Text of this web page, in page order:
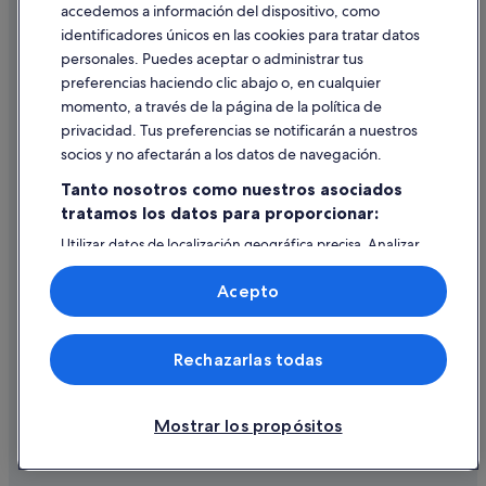
Hoteles de 3 estrellas en Rojales
Casas rurales en Quesada
Hoteles con restaurante en Rojales
Complejos turísticos en Quesada
Hoteles con casino en Rojales
Hoteles con spa en Rojales
Residences en Formentera del Segura
Ayuda
Cancelar un vuelo
Cancelar una reserva de hotel o de un alquiler vacacional
Utilizar un cupón de Expedia
Documentos para viajes internacionales
© 2026 Expedia, Inc., una empresa de Expedia Group. Todos los
derechos reservados. Expedia y el logotipo de Expedia son marcas
comerciales o marcas comerciales registradas de Expedia, Inc.
accedemos a información del dispositivo, como
identificadores únicos en las cookies para tratar datos
personales. Puedes aceptar o administrar tus
preferencias haciendo clic abajo o, en cualquier
momento, a través de la página de la política de
privacidad. Tus preferencias se notificarán a nuestros
socios y no afectarán a los datos de navegación.
Tanto nosotros como nuestros asociados
tratamos los datos para proporcionar:
Utilizar datos de localización geográfica precisa. Analizar
activamente las características del dispositivo para su
identificación. Almacenar la información en un dispositivo
y/o acceder a ella. Publicidad y contenido personalizados,
medición de publicidad y contenido, investigación de
audiencia y desarrollo de servicios.
Lista de asociados (proveedores)
Mostrar los propósitos
Rechazarlas todas
Acepto